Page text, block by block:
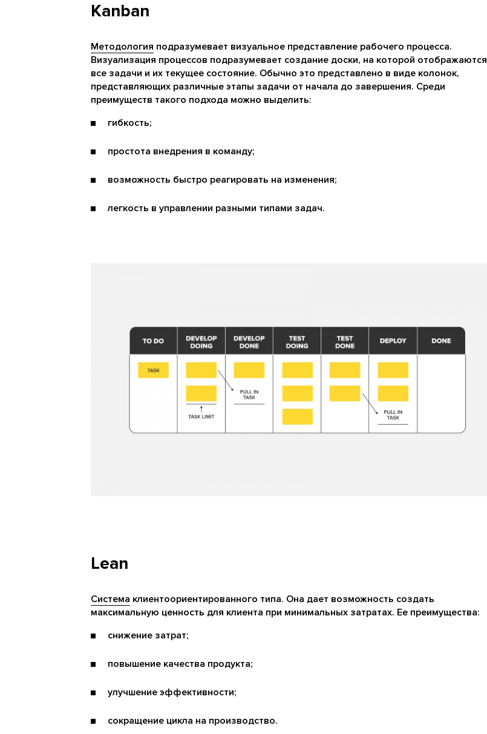
Kanban
Методология подразумевает визуальное представление рабочего процесса.
Визуализация процессов подразумевает создание доски, на которой отображаются
все задачи и их текущее состояние. Обычно это представлено в виде колонок,
представляющих различные этапы задачи от начала до завершения. Среди
преимуществ такого подхода можно выделить:
гибкость;
простота внедрения в команду;
возможность быстро реагировать на изменения;
легкость в управлении разными типами задач.
Lean
Система клиентоориентированного типа. Она дает возможность создать
максимальную ценность для клиента при минимальных затратах. Ее преимущества:
снижение затрат;
повышение качества продукта;
улучшение эффективности;
сокращение цикла на производство.